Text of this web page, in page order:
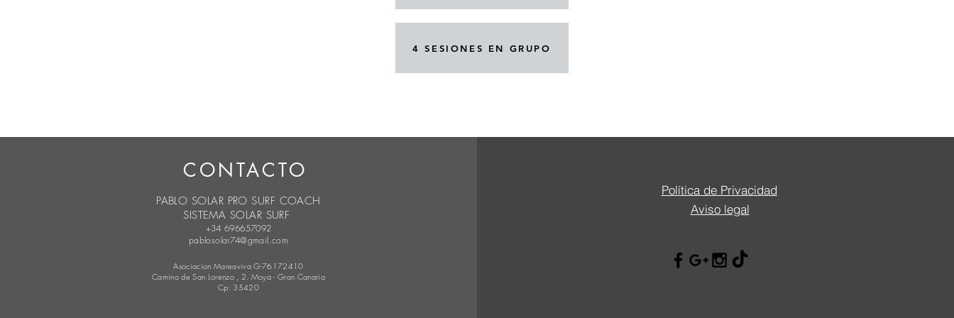
4 SESIONES EN GRUPO
CONTACTO
PABLO SOLAR PRO SURF COACH
SISTEMA SOLAR SURF
+34 696657092
pablosolar74@gmail.com
Asociacion Mareaviva G-76172410
Camino de San Lorenzo , 2. Moya - Gran Canaria
Cp: 35420
Política de Privacidad
Aviso legal